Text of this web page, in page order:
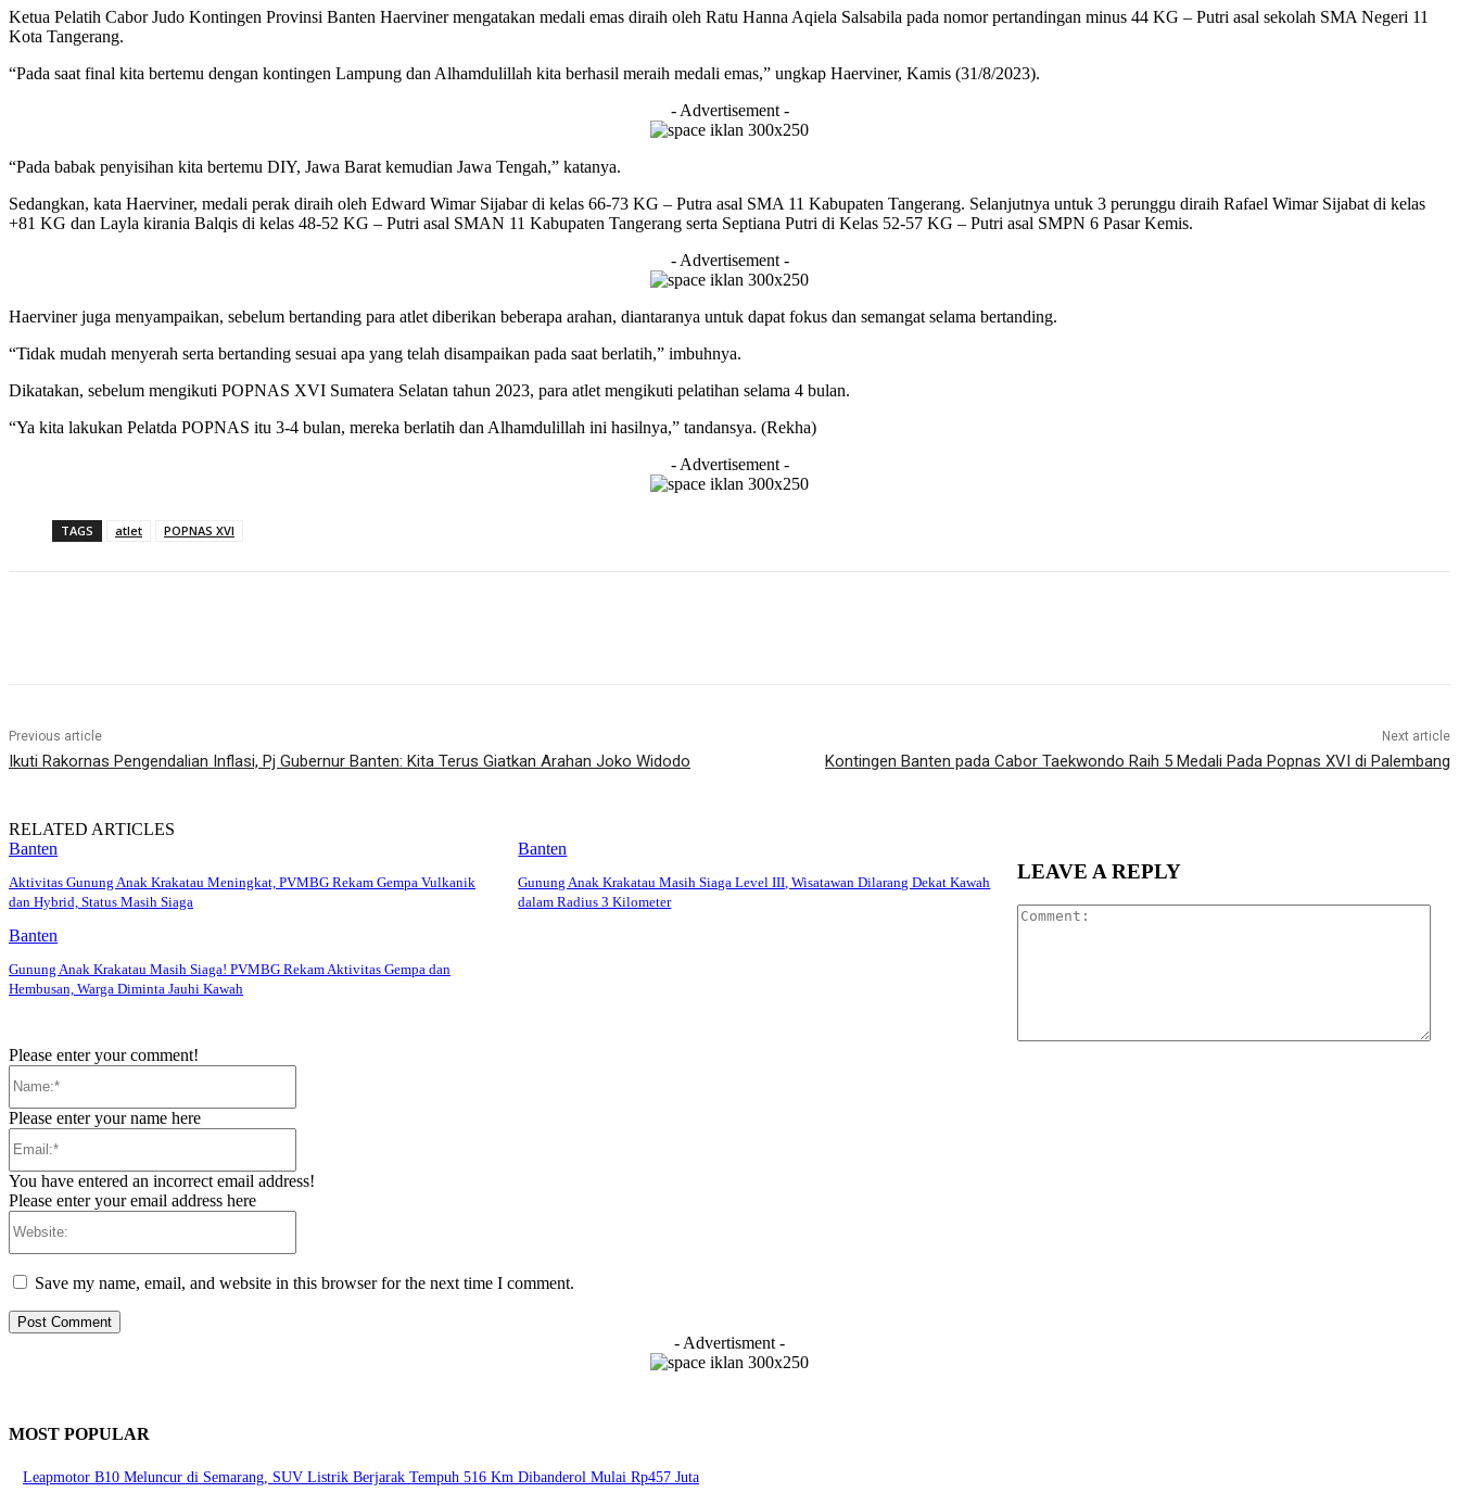
Ketua Pelatih Cabor Judo Kontingen Provinsi Banten Haerviner mengatakan medali emas diraih oleh Ratu Hanna Aqiela Salsabila pada nomor pertandingan minus 44 KG – Putri asal sekolah SMA Negeri 11
Kota Tangerang.
“Pada saat final kita bertemu dengan kontingen Lampung dan Alhamdulillah kita berhasil meraih medali emas,” ungkap Haerviner, Kamis (31/8/2023).
- Advertisement -
“Pada babak penyisihan kita bertemu DIY, Jawa Barat kemudian Jawa Tengah,” katanya.
Sedangkan, kata Haerviner, medali perak diraih oleh Edward Wimar Sijabar di kelas 66-73 KG – Putra asal SMA 11 Kabupaten Tangerang. Selanjutnya untuk 3 perunggu diraih Rafael Wimar Sijabat di kelas
+81 KG dan Layla kirania Balqis di kelas 48-52 KG – Putri asal SMAN 11 Kabupaten Tangerang serta Septiana Putri di Kelas 52-57 KG – Putri asal SMPN 6 Pasar Kemis.
- Advertisement -
Haerviner juga menyampaikan, sebelum bertanding para atlet diberikan beberapa arahan, diantaranya untuk dapat fokus dan semangat selama bertanding.
“Tidak mudah menyerah serta bertanding sesuai apa yang telah disampaikan pada saat berlatih,” imbuhnya.
Dikatakan, sebelum mengikuti POPNAS XVI Sumatera Selatan tahun 2023, para atlet mengikuti pelatihan selama 4 bulan.
“Ya kita lakukan Pelatda POPNAS itu 3-4 bulan, mereka berlatih dan Alhamdulillah ini hasilnya,” tandansya. (Rekha)
- Advertisement -
TAGS atlet POPNAS XVI
Previous article
Ikuti Rakornas Pengendalian Inflasi, Pj Gubernur Banten: Kita Terus Giatkan Arahan Joko Widodo
Next article
Kontingen Banten pada Cabor Taekwondo Raih 5 Medali Pada Popnas XVI di Palembang
RELATED ARTICLES
Banten
Aktivitas Gunung Anak Krakatau Meningkat, PVMBG Rekam Gempa Vulkanik
dan Hybrid, Status Masih Siaga
Banten
Gunung Anak Krakatau Masih Siaga Level III, Wisatawan Dilarang Dekat Kawah
dalam Radius 3 Kilometer
Banten
Gunung Anak Krakatau Masih Siaga! PVMBG Rekam Aktivitas Gempa dan
Hembusan, Warga Diminta Jauhi Kawah
LEAVE A REPLY
Please enter your comment!
Please enter your name here
You have entered an incorrect email address!
Please enter your email address here
Save my name, email, and website in this browser for the next time I comment.
- Advertisment -
MOST POPULAR
Leapmotor B10 Meluncur di Semarang, SUV Listrik Berjarak Tempuh 516 Km Dibanderol Mulai Rp457 Juta